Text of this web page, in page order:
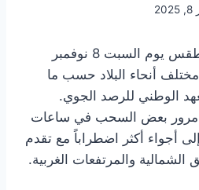
من المتوقع أن يشهد الطقس يوم السبت 8 نوفمبر
مختلف أنحاء البلاد حسب ما
الوطني للرصد الجوي.
مرور بعض السحب في ساعات
أجواء أكثر اضطراباً مع تقدم
الشمالية والمرتفعات الغربية.